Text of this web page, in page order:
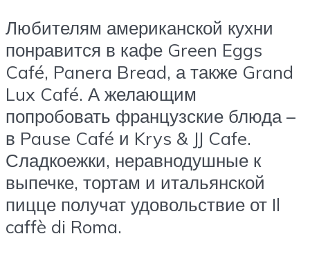
Любителям американской кухни
понравится в кафе Green Eggs
Café, Panera Bread, а также Grand
Lux Café. А желающим
попробовать французские блюда –
в Pause Café и Krys & JJ Cafe.
Сладкоежки, неравнодушные к
выпечке, тортам и итальянской
пицце получат удовольствие от Il
caffè di Roma.